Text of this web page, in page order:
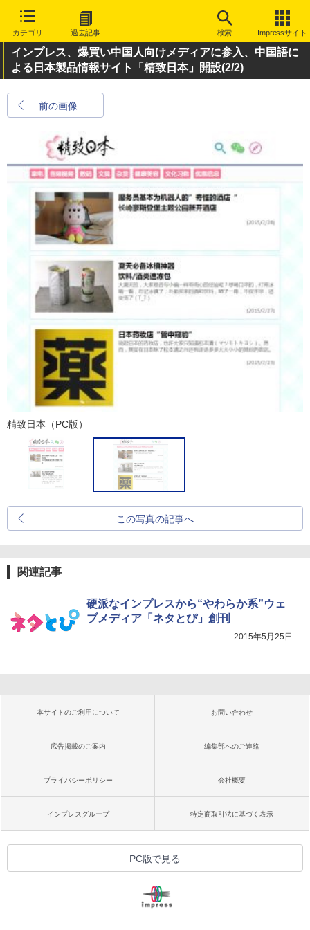
カテゴリ 過去記事 検索 Impressサイト
インプレス、爆買い中国人向けメディアに参入、中国語に
よる日本製品情報サイト「精致日本」開設(2/2)
前の画像
精致日本（PC版）
この写真の記事へ
関連記事
硬派なインプレスから“やわらか系”ウェ
ブメディア「ネタとぴ」創刊
2015年5月25日
本サイトのご利用について お問い合わせ
広告掲載のご案内 編集部へのご連絡
プライバシーポリシー 会社概要
インプレスグループ 特定商取引法に基づく表示
PC版で見る